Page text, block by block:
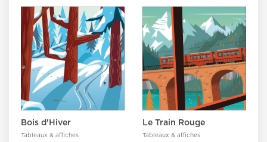
Bois d'Hiver
Tableaux & affiches
Le Train Rouge
Tableaux & affiches